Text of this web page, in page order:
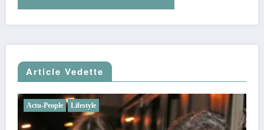
Article Vedette
Actu-People Lifestyle